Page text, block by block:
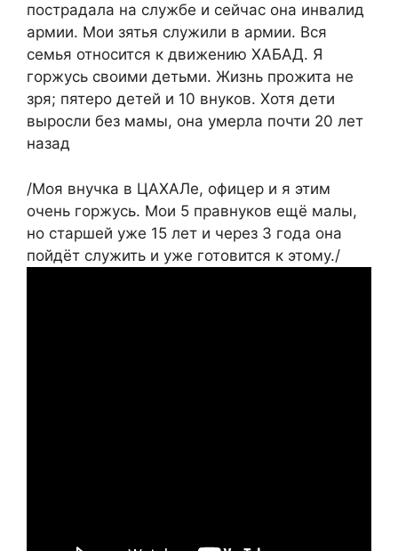
пострадала на службе и сейчас она инвалид
армии. Мои зятья служили в армии. Вся
семья относится к движению ХАБАД. Я
горжусь своими детьми. Жизнь прожита не
зря; пятеро детей и 10 внуков. Хотя дети
выросли без мамы, она умерла почти 20 лет
назад
/Моя внучка в ЦАХАЛе, офицер и я этим
очень горжусь. Мои 5 правнуков ещё малы,
но старшей уже 15 лет и через 3 года она
пойдёт служить и уже готовится к этому./